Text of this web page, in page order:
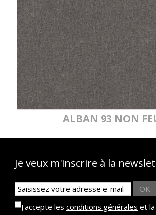
ALBAN 93 NON
Je veux m'inscrire à la
OK
J'accepte les conditions générales et la